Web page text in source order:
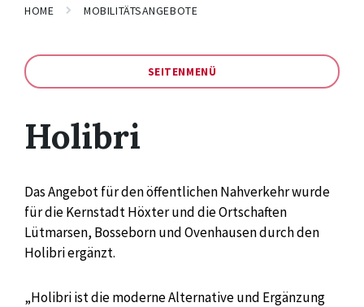
HOME MOBILITÄTSANGEBOTE
SEITENMENÜ
Holibri
Das Angebot für den öffentlichen Nahverkehr wurde
für die Kernstadt Höxter und die Ortschaften
Lütmarsen, Bosseborn und Ovenhausen durch den
Holibri ergänzt.
„Holibri ist die moderne Alternative und Ergänzung